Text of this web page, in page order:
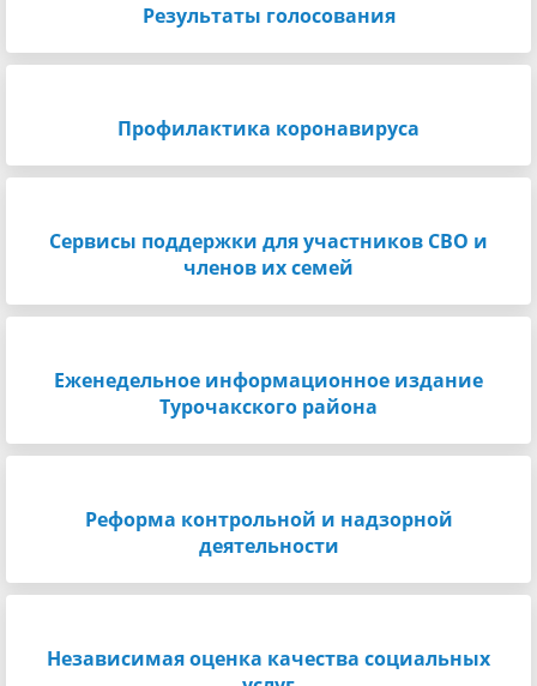
Результаты голосования
Профилактика коронавируса
Сервисы поддержки для участников СВО и
членов их семей
Еженедельное информационное издание
Турочакского района
Реформа контрольной и надзорной
деятельности
Независимая оценка качества социальных